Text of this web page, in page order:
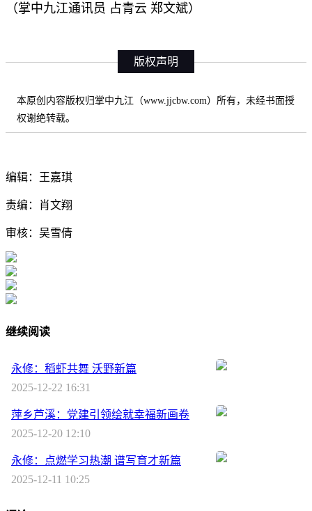
（掌中九江通讯员 占青云 郑文斌）
版权声明
本原创内容版权归掌中九江（www.jjcbw.com）所有，未经书面授
权谢绝转载。
编辑：王嘉琪
责编：肖文翔
审核：吴雪倩
继续阅读
永修：稻虾共舞 沃野新篇
2025-12-22 16:31
萍乡芦溪：党建引领绘就幸福新画卷
2025-12-20 12:10
永修：点燃学习热潮 谱写育才新篇
2025-12-11 10:25